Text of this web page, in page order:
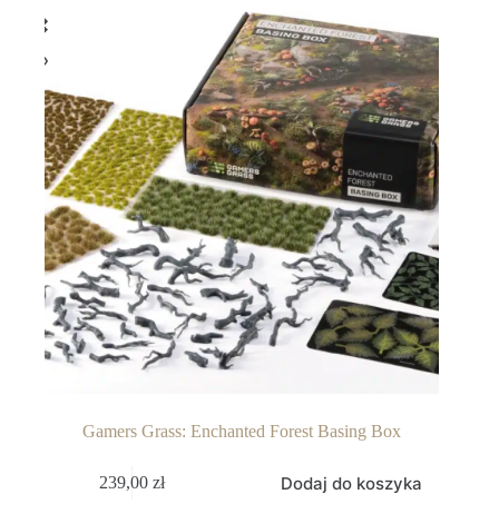
Gamers Grass: Enchanted Forest Basing Box
239,00zł Dodaj do koszyka